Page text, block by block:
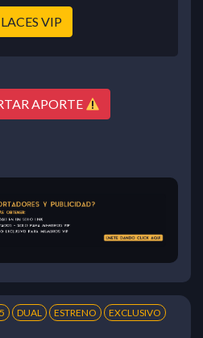
VIP
APORTE
DUAL ESTRENO
EXCLUSIVO